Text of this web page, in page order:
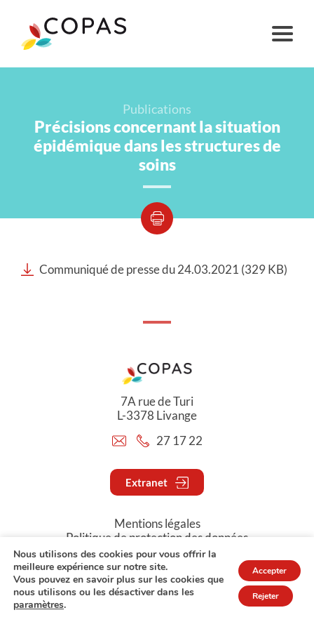
Publications
Précisions concernant la situation
épidémique dans les structures de
soins
Communiqué de presse du 24.03.2021 (329 KB)
7A rue de Turi
L-3378 Livange
27 17 22
Extranet
Mentions légales
Politique de protection des données
© Copyright 2026 - COPAS
Nous utilisons des cookies pour vous offrir la
meilleure expérience sur notre site.
Vous pouvez en savoir plus sur les cookies que
nous utilisons ou les désactiver dans les
paramètres.
Accepter
Rejeter